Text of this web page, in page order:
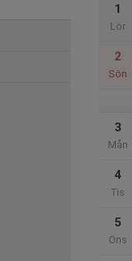
1
Lör
2
Sön
3
Mån
4
Tis
5
Ons